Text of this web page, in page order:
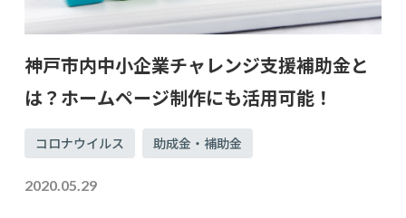
神戸市内中小企業チャレンジ支援補助金と
は？ホームページ制作にも活用可能！
コロナウイルス 助成金・補助金
2020.05.29